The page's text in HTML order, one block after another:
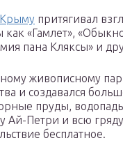
притягивал
«Гамлет»,
пана Кляксы» и
живописному
и создавался
пруды,
Ай-Петри и всю
бесплатное.